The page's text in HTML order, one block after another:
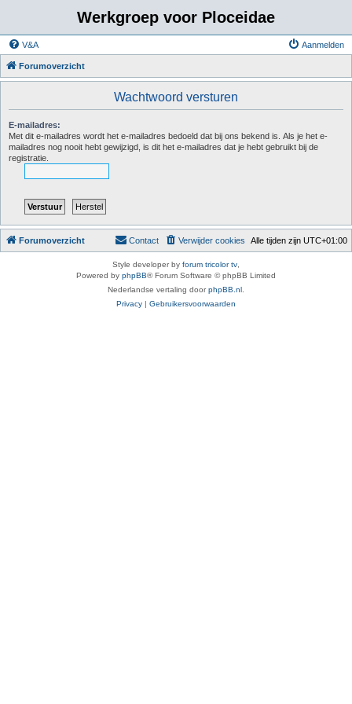
Werkgroep voor Ploceidae
V&A Aanmelden
Forumoverzicht
Wachtwoord versturen
E-mailadres:
Met dit e-mailadres wordt het e-mailadres bedoeld dat bij ons bekend is. Als je het e-
mailadres nog nooit hebt gewijzigd, is dit het e-mailadres dat je hebt gebruikt bij de
registratie.
Forumoverzicht Alle tijden zijn UTC+01:00
Verwijder cookies
Contact
Style developer by forum tricolor tv
Powered by phpBB® Forum Software © phpBB Limited
Nederlandse vertaling doorphpBB.nl
Privacy | Gebruikersvoorwaarden